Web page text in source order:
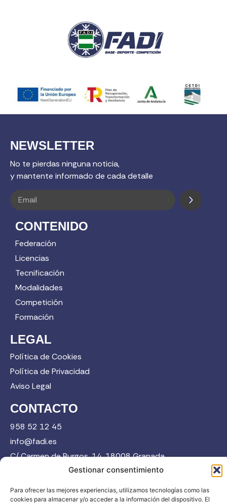
Gestionar consentimiento
Para ofrecer las mejores experiencias, utilizamos tecnologías como las
cookies para almacenar y/o acceder a la información del dispositivo. El
NEWSLETTER
No te pierdas ninguna noticia,
y mantente informado de cada detalle
CONTENIDO
Federación
Licencias
Tecnificación
Modalidades
Competición
Formación
LEGAL
Política de Cookies
Política de Privacidad
Aviso Legal
CONTACTO
958 52 12 45
info@fadi.es
C/ Carmen de Burgos, 14, 18008 Granada
Contacta